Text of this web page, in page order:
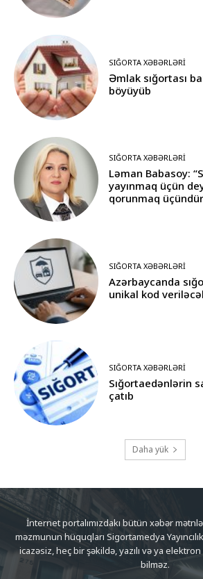
SIĞORTA XƏBƏRLƏRI
Əmlak sığortası
böyüyüb
SIĞORTA XƏBƏRLƏRI
Ləman Babasoy:
yayınmaq üçün
qorunmaq
SIĞORTA XƏBƏRLƏRI
Azərbaycanda
unikal kod
SIĞORTA XƏBƏRLƏRI
Sığortaedənlərin
çatıb
Daha yük
İnternet portalımızdakı bütün xəbər
məzmunun hüquqları Sigortamedya
icazəsiz, heç bir şəkildə, yazılı və ya
bilməz.